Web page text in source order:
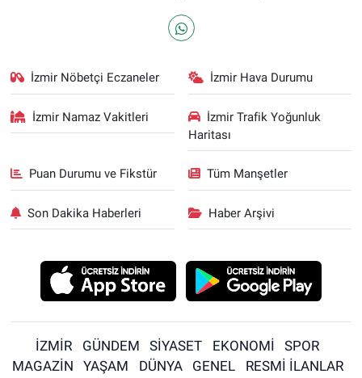
İzmir Nöbetçi Eczaneler İzmir Hava Durumu
İzmir Namaz Vakitleri
İzmir Trafik Yoğunluk
Haritası
Puan Durumu ve Fikstür Tüm Manşetler
Son Dakika Haberleri Haber Arşivi
İZMİR GÜNDEM SİYASET EKONOMİ
SPOR
MAGAZİN
YAŞAM DÜNYA GENEL RESMİ İLANLAR